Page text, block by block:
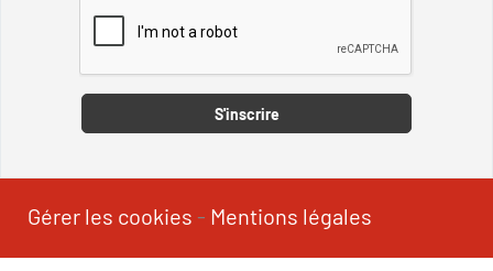
S'inscrire
Gérer les cookies - Mentions légales